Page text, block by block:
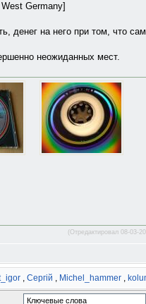
Germany]
денег на него при том, что
неожиданных мест.
(Отредактировал 08-03-
, Сергій , Michel_hammer ,